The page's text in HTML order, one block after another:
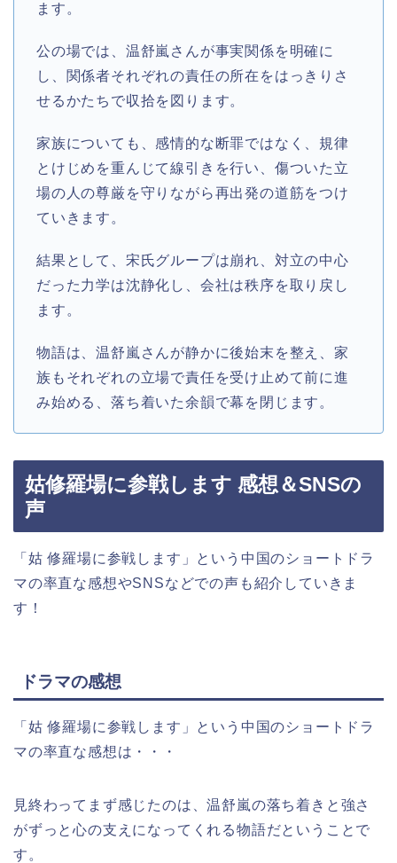
ます。
公の場では、温舒嵐さんが事実関係を明確に
し、関係者それぞれの責任の所在をはっきりさ
せるかたちで収拾を図ります。
家族についても、感情的な断罪ではなく、規律
とけじめを重んじて線引きを行い、傷ついた立
場の人の尊厳を守りながら再出発の道筋をつけ
ていきます。
結果として、宋氏グループは崩れ、対立の中心
だった力学は沈静化し、会社は秩序を取り戻し
ます。
物語は、温舒嵐さんが静かに後始末を整え、家
族もそれぞれの立場で責任を受け止めて前に進
み始める、落ち着いた余韻で幕を閉じます。
姑修羅場に参戦します 感想＆SNSの
声
「姑 修羅場に参戦します」という中国のショートドラ
マの率直な感想やSNSなどでの声も紹介していきま
す！
ドラマの感想
「姑 修羅場に参戦します」という中国のショートドラ
マの率直な感想は・・・
見終わってまず感じたのは、温舒嵐の落ち着きと強さ
がずっと心の支えになってくれる物語だということで
す。